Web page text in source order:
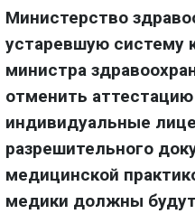
Министерство
устаревшую систему
министра
отменить
индивидуальные
разрешительного
медицинской
медики должны